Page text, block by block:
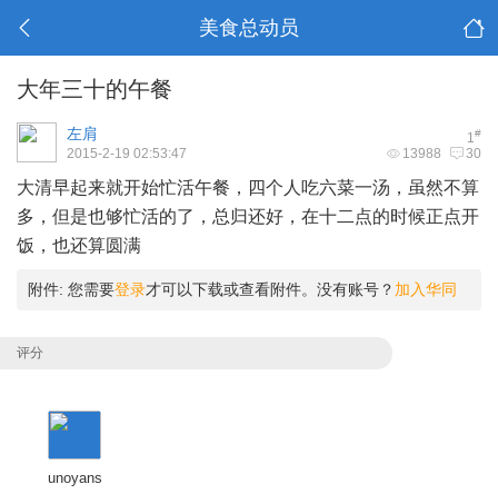
美食总动员
大年三十的午餐
1#
左肩
13988 30
2015-2-19 02:53:47
大清早起来就开始忙活午餐，四个人吃六菜一汤，虽然不算
多，但是也够忙活的了，总归还好，在十二点的时候正点开
饭，也还算圆满
附件: 您需要登录才可以下载或查看附件。没有账号？ 加入华同
评分
unoyans